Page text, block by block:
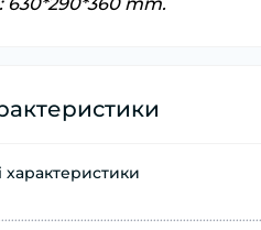
630*290*360 mm.
характеристики